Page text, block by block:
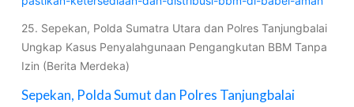
25. Sepekan, Polda Sumatra Utara dan Polres Tanjungbalai
Ungkap Kasus Penyalahgunaan Pengangkutan BBM Tanpa
Izin (Berita Merdeka)
Sepekan, Polda Sumut dan Polres Tanjungbalai